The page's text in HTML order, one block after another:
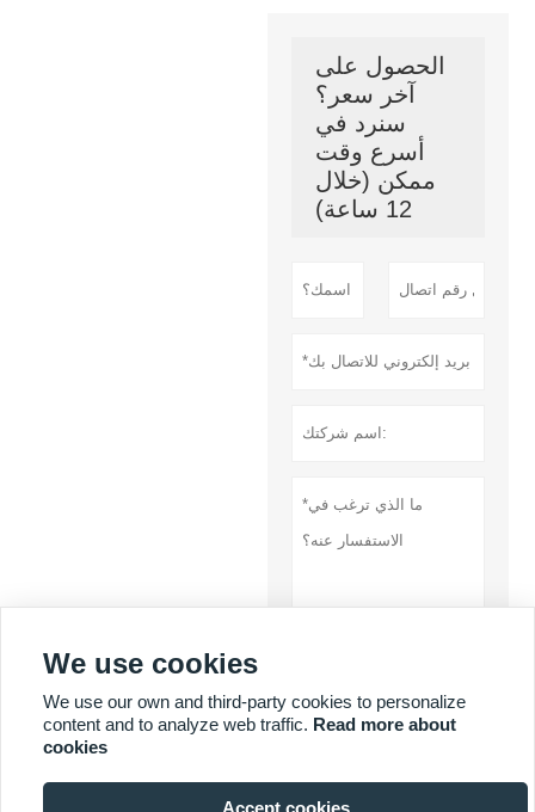
الحصول على
آخر سعر؟
سنرد في
أسرع وقت
ممكن (خلال
12 ساعة)
سياسة خاصة
We use cookies
We use our own and third-party cookies to personalize
content and to analyze web traffic. Read more about
cookies
Accept cookies